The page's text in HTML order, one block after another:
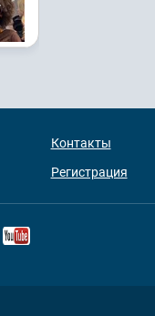
Контакты
Регистрация